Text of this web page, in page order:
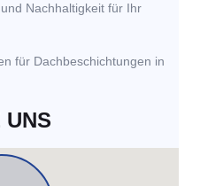
Nachhaltigkeit für Ihr
für Dachbeschichtungen in
UNS